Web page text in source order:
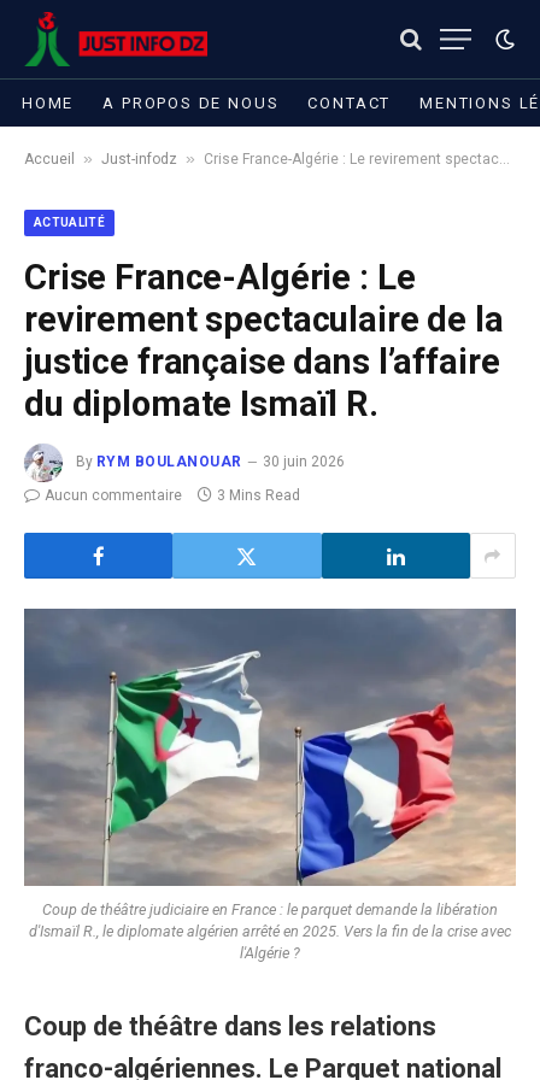
HOME A PROPOS DE NOUS CONTACT MENTIONS
Accueil » Just-infodz » Crise France-Algérie : Le revirement spectaculaire de la justice française dans l’affaire du diplomate Ismaïl R.
ACTUALITÉ
Crise France-Algérie : Le
revirement spectaculaire de la
justice française dans l’affaire
du diplomate Ismaïl R.
By RYM BOULANOUAR
30 juin 2026
Aucun commentaire
3 Mins Read
Coup de théâtre judiciaire en France : le parquet demande la libération
d'Ismaïl R., le diplomate algérien arrêté en 2025. Vers la fin de la crise avec
l'Algérie ?
​Coup de théâtre dans les relations
franco-algériennes. Le Parquet national